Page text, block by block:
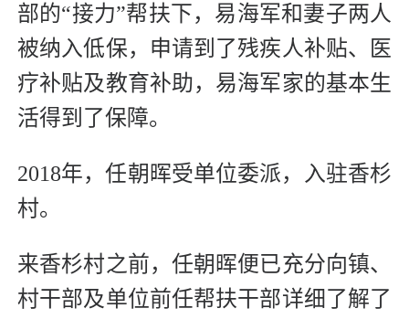
部的“接力”帮扶下，易海军和妻子两人
被纳入低保，申请到了残疾人补贴、医
疗补贴及教育补助，易海军家的基本生
活得到了保障。
2018年，任朝晖受单位委派，入驻香杉
村。
来香杉村之前，任朝晖便已充分向镇、
村干部及单位前任帮扶干部详细了解了